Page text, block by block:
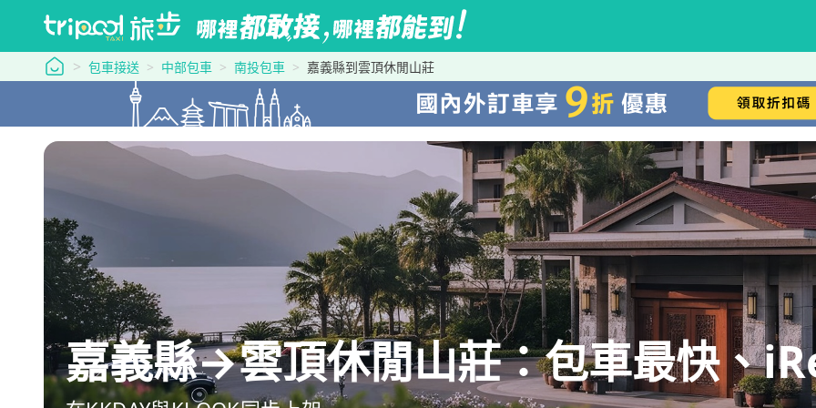
tripool 旅步
包車接送 中部包車 南投包車 嘉義縣到雲頂休閒山莊
嘉義縣→雲頂休閒山莊：包車最快、